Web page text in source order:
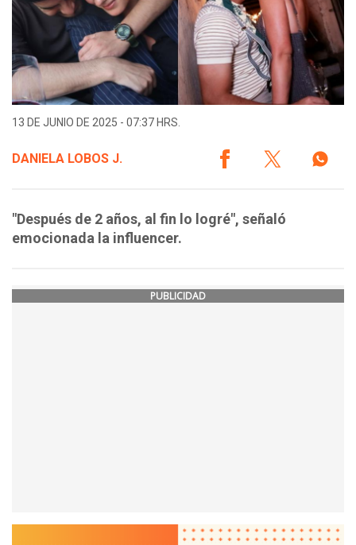
13 DE JUNIO DE 2025 - 07:37 HRS.
DANIELA LOBOS J.
"Después de 2 años, al fin lo logré", señaló
emocionada la influencer.
PUBLICIDAD